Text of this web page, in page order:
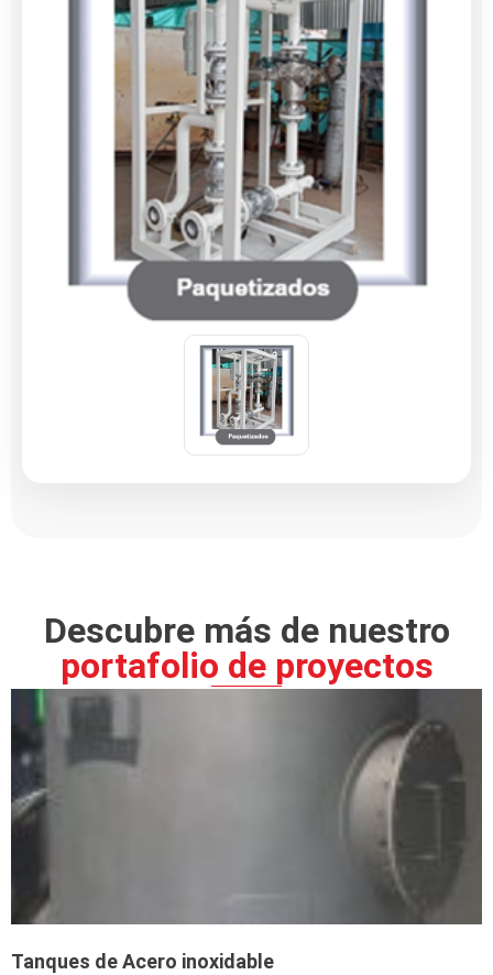
Descubre más de nuestro
portafolio de proyectos
Tanques de Acero inoxidable